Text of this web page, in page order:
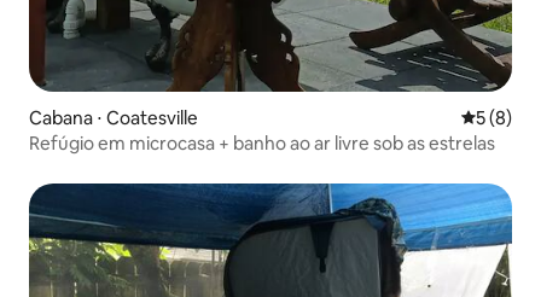
Cabana ⋅ Coatesville 5 de
5 (8)
Refúgio em microcasa + banho ao ar livre sob as estrelas